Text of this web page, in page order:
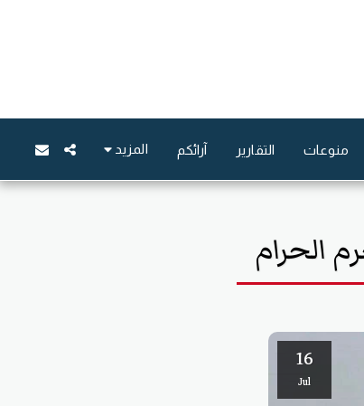
منوعات التقارير آرائكم المزيد
الحرام
16
Jul